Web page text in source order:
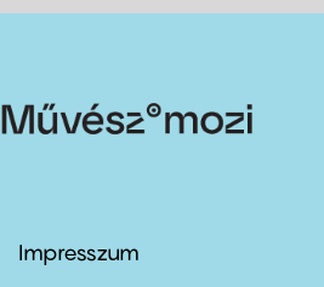
Footer
Impresszum